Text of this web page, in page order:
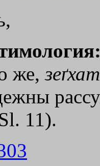
же,
11).